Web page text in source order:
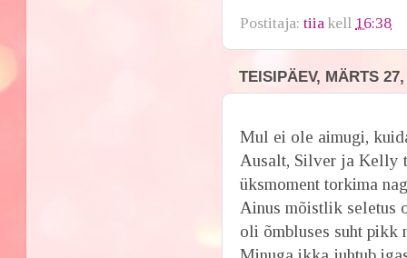
Postitaja:tiia kell 16:38
TEISIPÄEV, MÄRTS
Mul ei ole aimugi,
Ausalt, Silver ja Kelly
üksmoment torkima
Ainus mõistlik seletus
oli õmbluses suht pikk